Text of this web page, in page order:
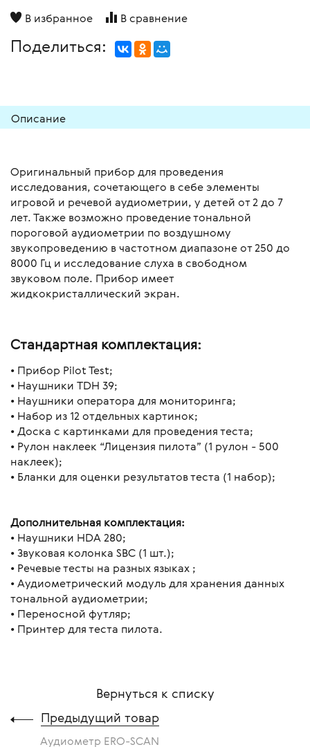
В избранное
В сравнение
Поделиться:
Описание
Оригинальный прибор для проведения
исследования, сочетающего в себе элементы
игровой и речевой аудиометрии, у детей от 2 до 7
лет. Также возможно проведение тональной
пороговой аудиометрии по воздушному
звукопроведению в частотном диапазоне от 250 до
8000 Гц и исследование слуха в свободном
звуковом поле. Прибор имеет
жидкокристаллический экран.
Стандартная комплектация:
• Прибор Pilot Test;
• Наушники TDH 39;
• Наушники оператора для мониторинга;
• Набор из 12 отдельных картинок;
• Доска с картинками для проведения теста;
• Рулон наклеек “Лицензия пилота” (1 рулон - 500
наклеек);
• Бланки для оценки результатов теста (1 набор);
Дополнительная комплектация:
• Наушники HDA 280;
• Звуковая колонка SBC (1 шт.);
• Речевые тесты на разных языках ;
• Аудиометрический модуль для хранения данных
тональной аудиометрии;
• Переносной футляр;
• Принтер для теста пилота.
Вернуться к списку
Предыдущий товар
Аудиометр ERO-SCAN